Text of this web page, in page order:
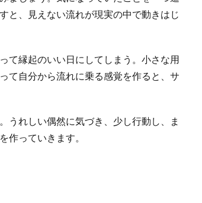
と、見えない流れが現実の中で動きはじ
て縁起のいい日にしてしまう。小さな用
て自分から流れに乗る感覚を作ると、サ
うれしい偶然に気づき、少し行動し、ま
作っていきます。